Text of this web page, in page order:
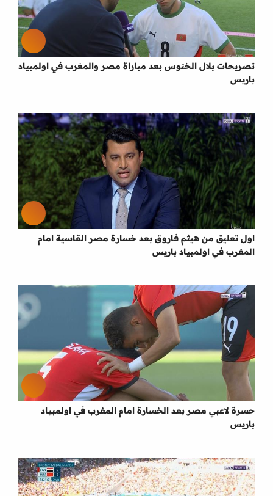
تصريحات بلال الخنوس بعد مباراة مصر والمغرب في اولمبياد
باريس
اول تعليق من هيثم فاروق بعد خسارة مصر القاسية امام
المغرب في اولمبياد باريس
حسرة لاعبي مصر بعد الخسارة امام المغرب في اولمبياد
باريس